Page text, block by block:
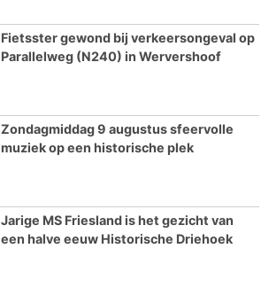
Fietsster gewond bij verkeersongeval op
Parallelweg (N240) in Wervershoof
Zondagmiddag 9 augustus sfeervolle
muziek op een historische plek
Jarige MS Friesland is het gezicht van
een halve eeuw Historische Driehoek